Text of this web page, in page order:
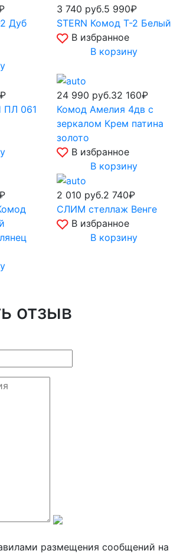
Дуб
3 740 руб.5 990₽
STERN Комод Т-2 Белый
В избранное
В корзину
ПЛ 061
24 990 руб.32 160₽
Комод Амелия 4дв с
зеркалом Крем патина
золото
В избранное
В корзину
2 010 руб.2 740₽
СЛИМ стеллаж Венге
В избранное
В корзину
отзыв
размещения сообщений на